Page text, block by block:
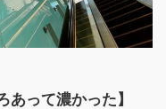
って濃かった】